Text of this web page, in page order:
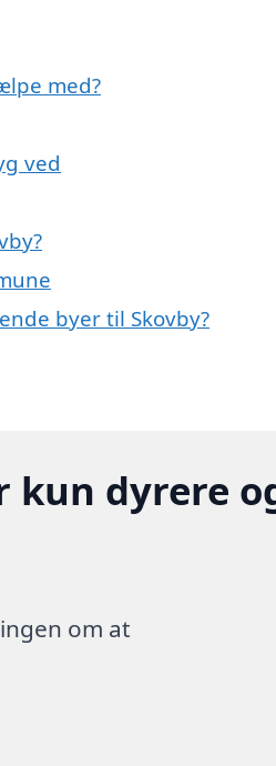
med?
ved
byer til Skovby?
kun dyrere
om at